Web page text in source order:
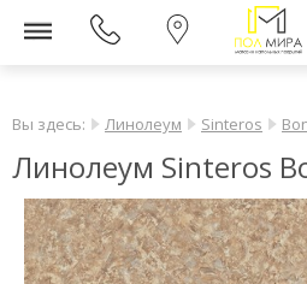
Вы здесь: Линолеум Sinteros
Линолеум Sinteros